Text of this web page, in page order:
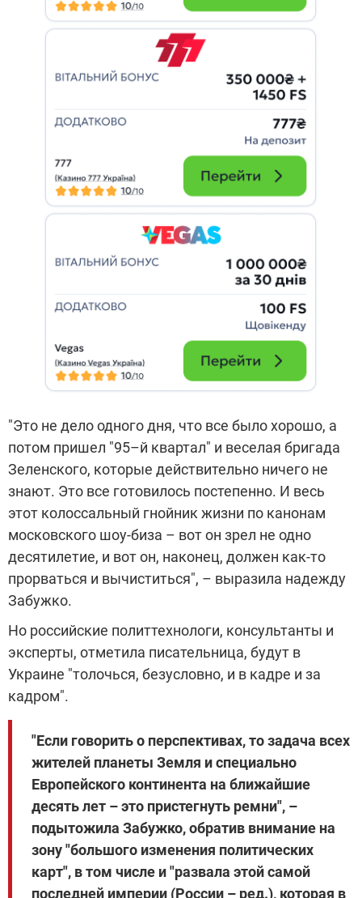
"Это не дело одного дня, что все было хорошо, а
потом пришел "95–й квартал" и веселая бригада
Зеленского, которые действительно ничего не
знают. Это все готовилось постепенно. И весь
этот колоссальный гнойник жизни по канонам
московского шоу-биза – вот он зрел не одно
десятилетие, и вот он, наконец, должен как-то
прорваться и вычиститься", – выразила надежду
Забужко.
Но российские политтехнологи, консультанты и
эксперты, отметила писательница, будут в
Украине "толочься, безусловно, и в кадре и за
кадром".
"Если говорить о перспективах, то задача всех
жителей планеты Земля и специально
Европейского континента на ближайшие
десять лет – это пристегнуть ремни", –
подытожила Забужко, обратив внимание на
зону "большого изменения политических
карт", в том числе и "развала этой самой
последней империи (России – ред.), которая в